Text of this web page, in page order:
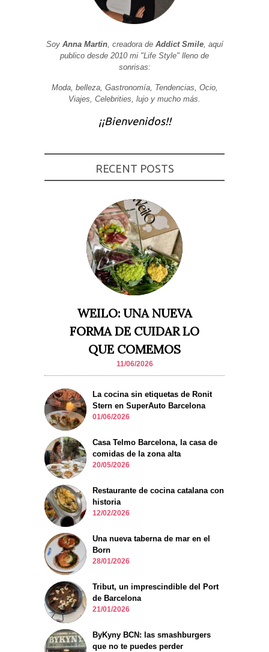
Soy Anna Martin, creadora de Addict Smile, aquí
publico desde 2010 mi "Life Style" lleno de
sonrisas:
Moda, belleza, Gastronomía, Tendencias, Ocio,
Viajes, Celebrities, lujo y mucho más.
¡¡Bienvenidos!!
RECENT POSTS
WEILO: UNA NUEVA
FORMA DE CUIDAR LO
QUE COMEMOS
11/06/2026
La cocina sin etiquetas de Ronit
Stern en SuperAuto Barcelona
01/06/2026
Casa Telmo Barcelona, la casa de
comidas de la zona alta
20/05/2026
Restaurante de cocina catalana con
historia
12/02/2026
Una nueva taberna de mar en el
Born
28/01/2026
Tribut, un imprescindible del Port
de Barcelona
21/01/2026
ByKyny BCN: las smashburgers
que no te puedes perder
base a cómo
visita. Si
algunas